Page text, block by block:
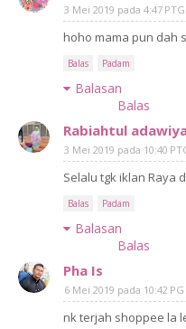
3 Mei 2019 pada 4:47 PTG
hoho mama pun dah
Balas Padam
Balasan
Balas
Rabiahtul
3 Mei 2019 pada 10:40
Selalu tgk iklan Raya
Balas Padam
Balasan
Balas
Pha Is
6 Mei 2019 pada 10:42 PG
nk terjah shoppee la